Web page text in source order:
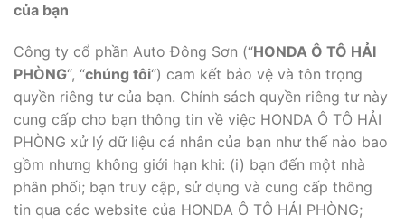
của bạn
Công ty cổ phần Auto Đông Sơn (“HONDA Ô TÔ HẢI
PHÒNG“, “chúng tôi“) cam kết bảo vệ và tôn trọng
quyền riêng tư của bạn. Chính sách quyền riêng tư này
cung cấp cho bạn thông tin về việc HONDA Ô TÔ HẢI
PHÒNG xử lý dữ liệu cá nhân của bạn như thế nào bao
gồm nhưng không giới hạn khi: (i) bạn đến một nhà
phân phối; bạn truy cập, sử dụng và cung cấp thông
tin qua các website của HONDA Ô TÔ HẢI PHÒNG;